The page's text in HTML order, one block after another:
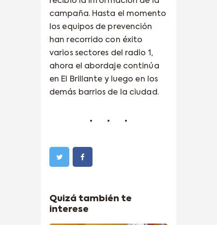
campaña. Hasta el momento
los equipos de prevención
han recorrido con éxito
varios sectores del radio 1,
ahora el abordaje continúa
en El Brillante y luego en los
demás barrios de la ciudad.
Quizá también te
interese